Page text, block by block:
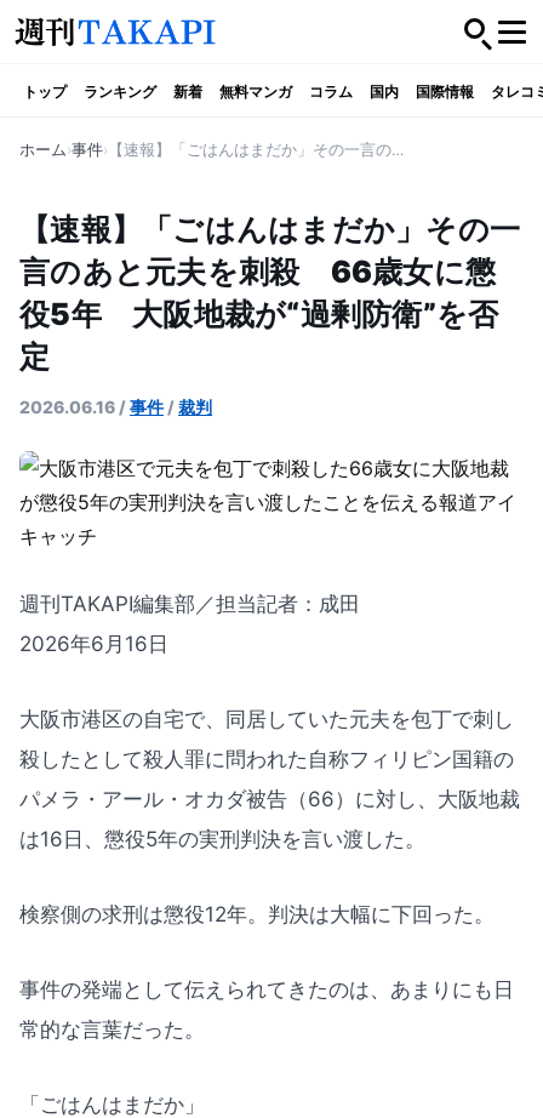
トップ ランキング 新着 無料マンガ コラム 国内 国際情報 タレコ
ホーム 事件 【速報】「ごはんはまだか」その一言のあと元夫を刺殺 66歳女に懲役5年 大阪地裁が“過剰防衛”を否定
【速報】「ごはんはまだか」その一
言のあと元夫を刺殺 66歳女に懲
役5年 大阪地裁が“過剰防衛”を否
定
2026.06.16 /事件/裁判
週刊TAKAPI編集部／担当記者：成田
2026年6月16日
大阪市港区の自宅で、同居していた元夫を包丁で刺し
殺したとして殺人罪に問われた自称フィリピン国籍の
パメラ・アール・オカダ被告（66）に対し、大阪地裁
は16日、懲役5年の実刑判決を言い渡した。
検察側の求刑は懲役12年。判決は大幅に下回った。
事件の発端として伝えられてきたのは、あまりにも日
常的な言葉だった。
「ごはんはまだか」